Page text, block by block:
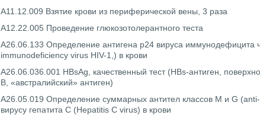
A11.12.009 Взятие крови из периферической вены, 3 раза
A12.22.005 Проведение глюкозотолерантного теста
A26.06.133 Определение антигена p24 вируса иммунодефицита
immunodeficiency virus HIV-1,) в крови
A26.06.036.001 HBsAg, качественный тест (HBs-антиген,
B, «австралийский» антиген)
A26.05.019 Определение суммарных антител классов М и G
вирусу гепатита С (Hepatitis С virus) в крови